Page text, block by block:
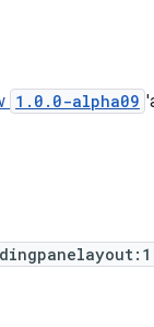
1.0.0-alpha09